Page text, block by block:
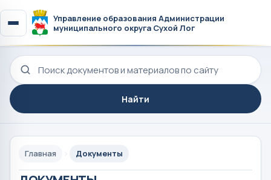
Управление образования Администрации
муниципального округа Сухой Лог
Поиск по сайту
Найти
Главная Документы